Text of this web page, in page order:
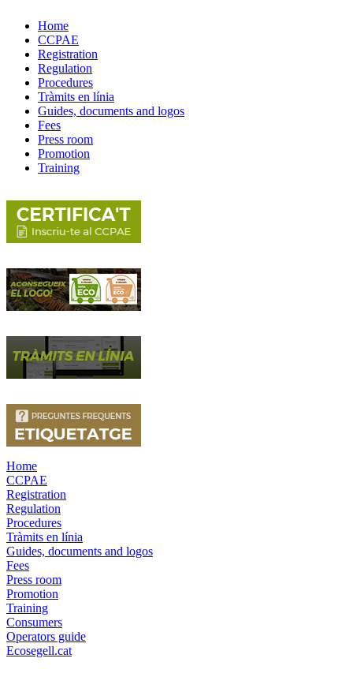
Home
CCPAE
Registration
Regulation
Procedures
Tràmits en línia
Guides, documents and logos
Fees
Press room
Promotion
Training
Home
CCPAE
Registration
Regulation
Procedures
Tràmits en línia
Guides, documents and logos
Fees
Press room
Promotion
Training
Consumers
Operators guide
Ecosegell.cat